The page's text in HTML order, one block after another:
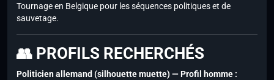
Tournage en Belgique pour les séquences politiques et de
sauvetage.
👥 PROFILS RECHERCHÉS
Politicien allemand (silhouette muette) — Profil homme :